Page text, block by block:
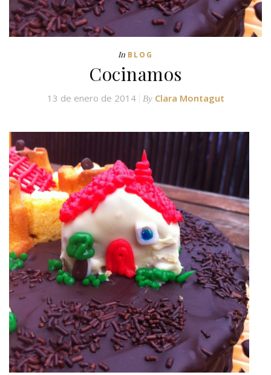
In BLOG
Cocinamos
13 de enero de 2014 By Clara Montagut